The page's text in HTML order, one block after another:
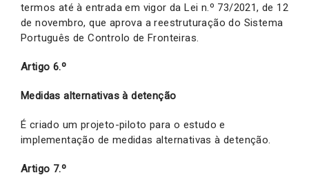
termos até à entrada em vigor da Lei n.º 73/2021, de 12
de novembro, que aprova a reestruturação do Sistema
Português de Controlo de Fronteiras.
Artigo 6.º
Medidas alternativas à detenção
É criado um projeto-piloto para o estudo e
implementação de medidas alternativas à detenção.
Artigo 7.º